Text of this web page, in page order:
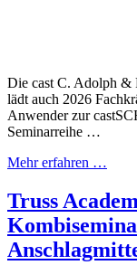
Die cast C. Adolph
lädt auch 2026
Anwender zur
Seminarreihe …
Mehr erfahren …
Truss